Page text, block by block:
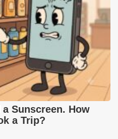
Sunscreen. How
a Trip?